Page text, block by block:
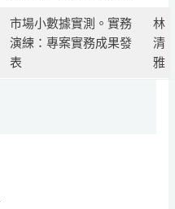
市場小數據實測。實務
演練：專案實務成果發
表
林
清
雅